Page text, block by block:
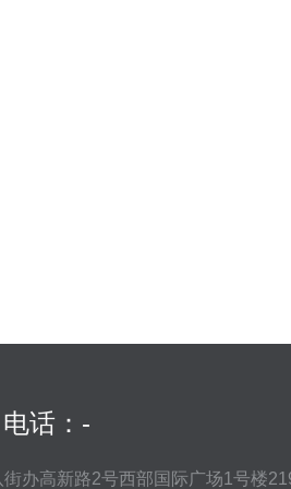
电话：-
办高新路2号西部国际广场1号楼